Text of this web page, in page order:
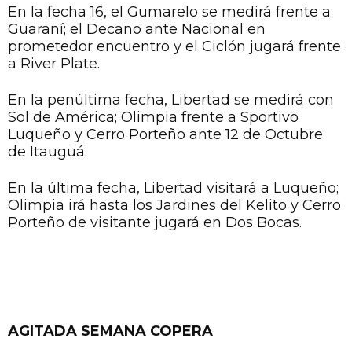
en duelo clave para ambos elencos.
En la fecha 16, el Gumarelo se medirá frente a
Guaraní; el Decano ante Nacional en
prometedor encuentro y el Ciclón jugará frente
a River Plate.
En la penúltima fecha, Libertad se medirá con
Sol de América; Olimpia frente a Sportivo
Luqueño y Cerro Porteño ante 12 de Octubre
de Itauguá.
En la última fecha, Libertad visitará a Luqueño;
Olimpia irá hasta los Jardines del Kelito y Cerro
Porteño de visitante jugará en Dos Bocas.
AGITADA SEMANA COPERA